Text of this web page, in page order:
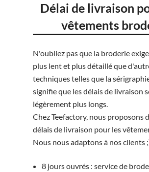
Délai de livraison
vêtements
N'oubliez pas que la broderie
plus lent et plus détaillé que
techniques telles que la
signifie que les délais de livraison
légèrement plus longs.
Chez Teefactory, nous proposons
délais de livraison pour les
Nous nous adaptons à nos clients
8 jours ouvrés : service de